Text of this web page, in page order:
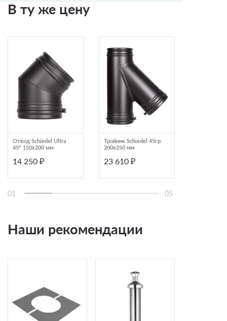
В ту же цену
Отвод Schiedel Ultra
45° 150х200 мм
14 250 ₽
Тройник Schiedel 45гр
200х250 мм
23 610 ₽
01 05
Наши рекомендации